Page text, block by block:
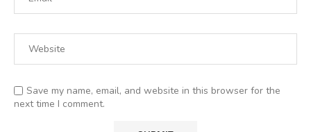
Save my name, email, and website in this browser for the
next time I comment.